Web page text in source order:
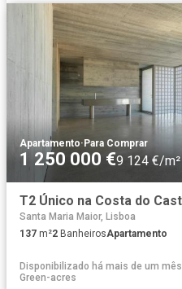
Apartamento· Para Comprar
1 250 000 €9 124 €/m²
Santa Maria Maior, Lisboa
137 m²2 BanheirosApartamento
Disponibilizado há mais de um mês
Green-acres